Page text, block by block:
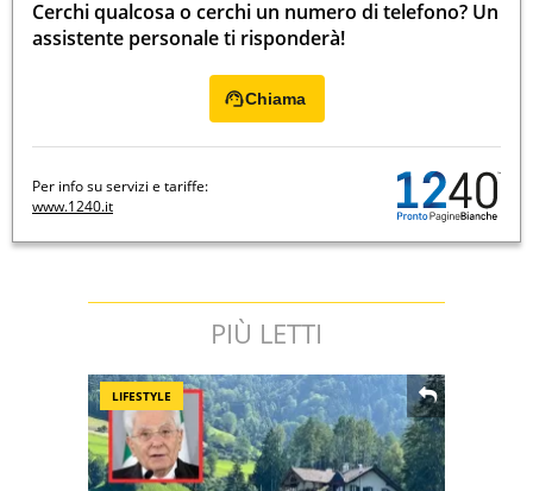
Cerchi qualcosa o cerchi un numero di telefono? Un
assistente personale ti risponderà!
Chiama
Per info su servizi e tariffe:
www.1240.it
PIÙ LETTI
LIFESTYLE